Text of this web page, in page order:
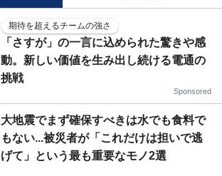
期待を超えるチームの強さ
「さすが」の一言に込められた驚きや感
動。新しい価値を生み出し続ける電通の
挑戦
Sponsored
大地震でまず確保すべきは水でも食料で
もない...被災者が「これだけは担いで逃
げて」という最も重要なモノ2選